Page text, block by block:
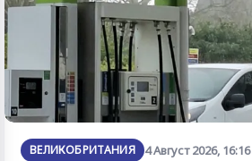
ВЕЛИКОБРИТАНИЯ 4 Август 2026, 16:16